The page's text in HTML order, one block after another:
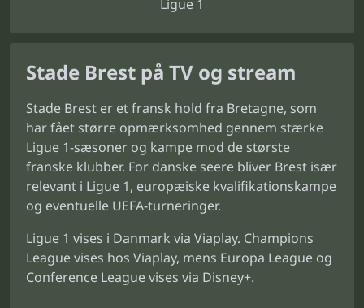
Ligue 1
Stade Brest på TV og stream
Stade Brest er et fransk hold fra Bretagne, som
har fået større opmærksomhed gennem stærke
Ligue 1-sæsoner og kampe mod de største
franske klubber. For danske seere bliver Brest især
relevant i Ligue 1, europæiske kvalifikationskampe
og eventuelle UEFA-turneringer.
Ligue 1 vises i Danmark via Viaplay. Champions
League vises hos Viaplay, mens Europa League og
Conference League vises via Disney+.